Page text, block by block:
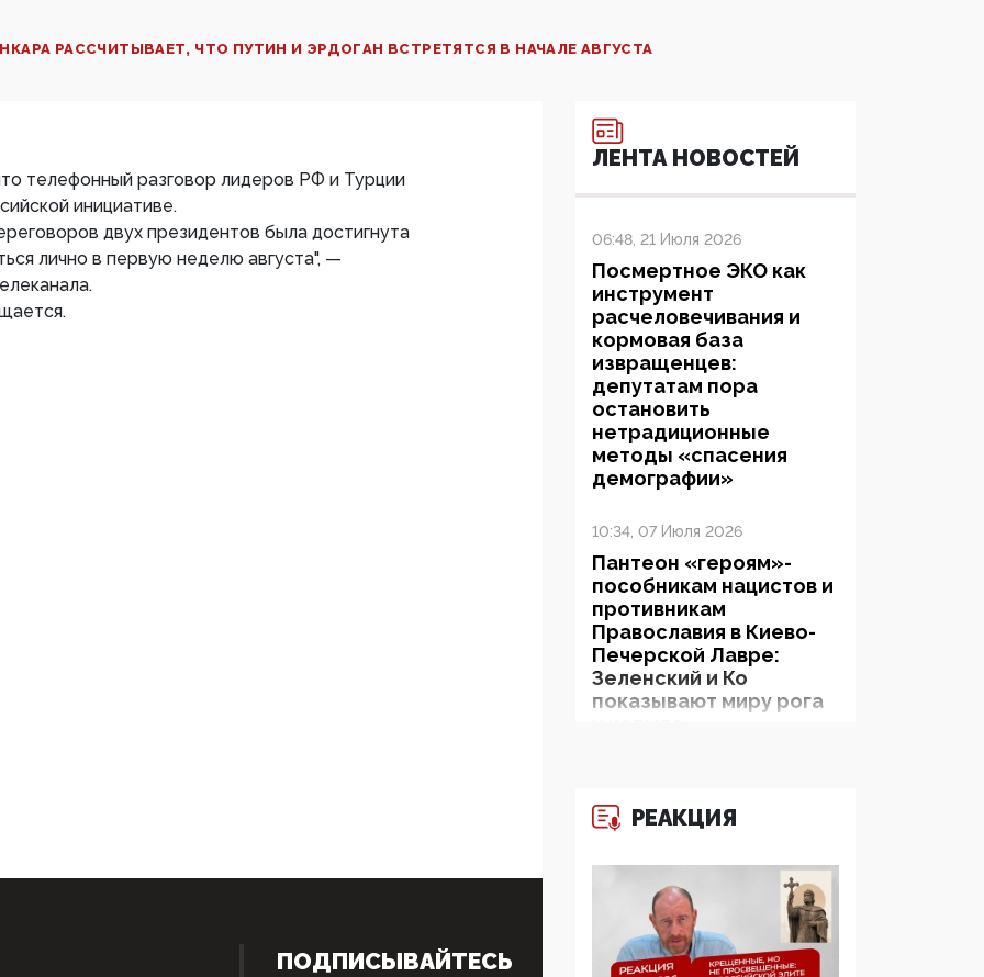
РАССЧИТЫВАЕТ, ЧТО ПУТИН И ЭРДОГАН ВСТРЕТЯТСЯ В НАЧАЛЕ АВГУСТА
телефонный разговор лидеров РФ и Турции
инициативе.
двух президентов была достигнута
лично в первую неделю августа", —
ЛЕНТА НОВОСТЕЙ
06:48, 21 Июля 2026
Посмертное ЭКО как
инструмент
расчеловечивания и
кормовая база
извращенцев:
депутатам пора
остановить
нетрадиционные
методы «спасения
демографии»
10:34, 07 Июля 2026
Пантеон «героям»-
пособникам нацистов и
противникам
Православия в Киево-
Печерской Лавре:
Зеленский и Ко
показывают миру рога
На Гиппократовском
форуме озвучили
опекуны получают из
бюджета в 100 раз
больше, чем кровные
многодетные семьи
РЕАКЦИЯ
ПОДПИСЫВАЙТЕСЬ